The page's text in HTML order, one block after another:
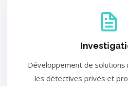
Développement de
les détectives privés et